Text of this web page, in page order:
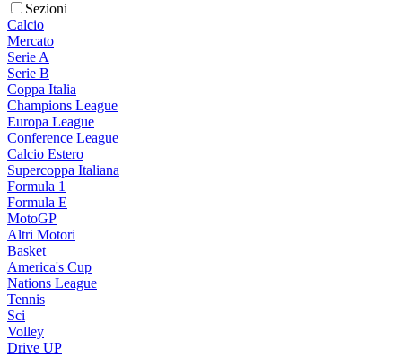
Sezioni
Calcio
Mercato
Serie A
Serie B
Coppa Italia
Champions League
Europa League
Conference League
Calcio Estero
Supercoppa Italiana
Formula 1
Formula E
MotoGP
Altri Motori
Basket
America's Cup
Nations League
Tennis
Sci
Volley
Drive UP